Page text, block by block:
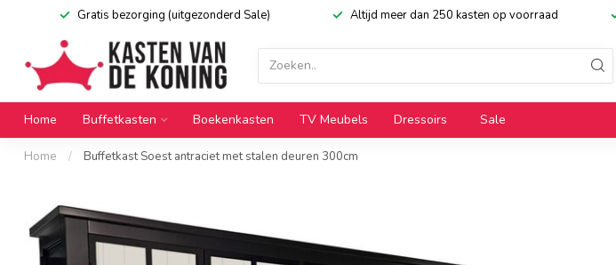
Gratis bezorging (uitgezonderd Sale) Altijd meer dan 250 kasten op voorraad
Home Buffetkasten Boekenkasten TV Meubels Dressoirs Sale
Home / Buffetkast Soest antraciet met stalen deuren 300cm